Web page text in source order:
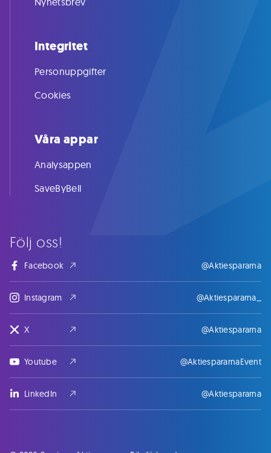
Följ oss!
Facebook @Aktiespararna
Instagram @Aktiespararna_
X @Aktiespararna
Youtube @AktiespararnaEvent
LinkedIn @Aktiespararna
Integritet
Personuppgifter
Cookies
Våra appar
Analysappen
SaveByBell